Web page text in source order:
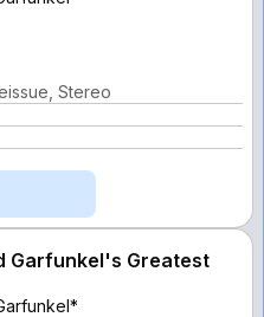
Stereo
Garfunkel's Greatest